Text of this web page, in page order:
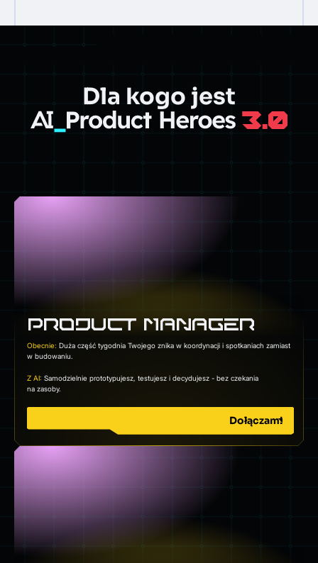
Dla kogo jest
PRODUCT MANAGER
Obecnie: Duża część tygodnia Twojego znika w koordynacji i spotkaniach zamiast
w budowaniu.
Z AI: Samodzielnie prototypujesz, testujesz i decydujesz - bez czekania
na zasoby.
Dołączam!